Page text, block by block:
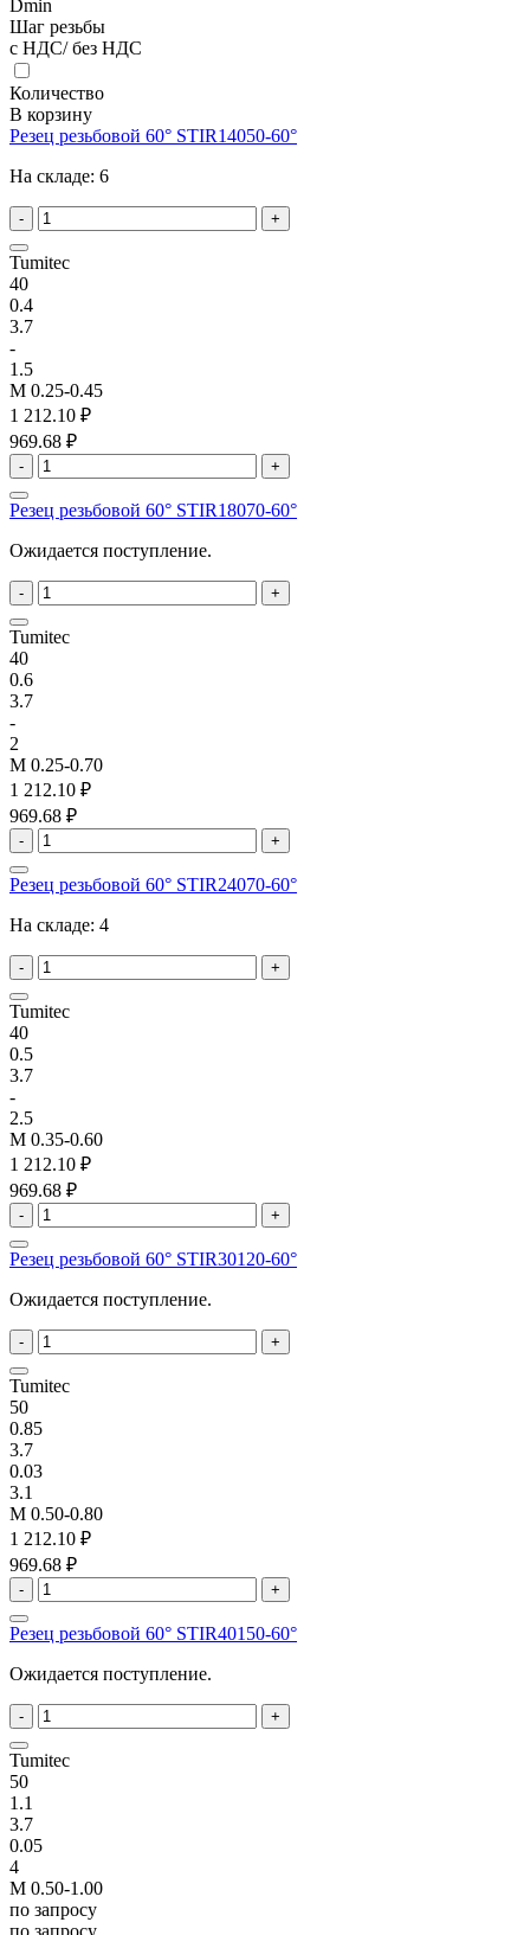
Dmin
Шаг резьбы
с НДС/ без НДС
Количество
В корзину
Резец резьбовой 60° STIR14050-60°
На складе: 6
- +
Tumitec
40
0.4
3.7
-
1.5
M 0.25-0.45
1 212.10 ₽
969.68 ₽
- +
Резец резьбовой 60° STIR18070-60°
Ожидается поступление.
- +
Tumitec
40
0.6
3.7
-
2
M 0.25-0.70
1 212.10 ₽
969.68 ₽
- +
Резец резьбовой 60° STIR24070-60°
На складе: 4
- +
Tumitec
40
0.5
3.7
-
2.5
M 0.35-0.60
1 212.10 ₽
969.68 ₽
- +
Резец резьбовой 60° STIR30120-60°
Ожидается поступление.
- +
Tumitec
50
0.85
3.7
0.03
3.1
M 0.50-0.80
1 212.10 ₽
969.68 ₽
- +
Резец резьбовой 60° STIR40150-60°
Ожидается поступление.
- +
Tumitec
50
1.1
3.7
0.05
4
M 0.50-1.00
по запросу